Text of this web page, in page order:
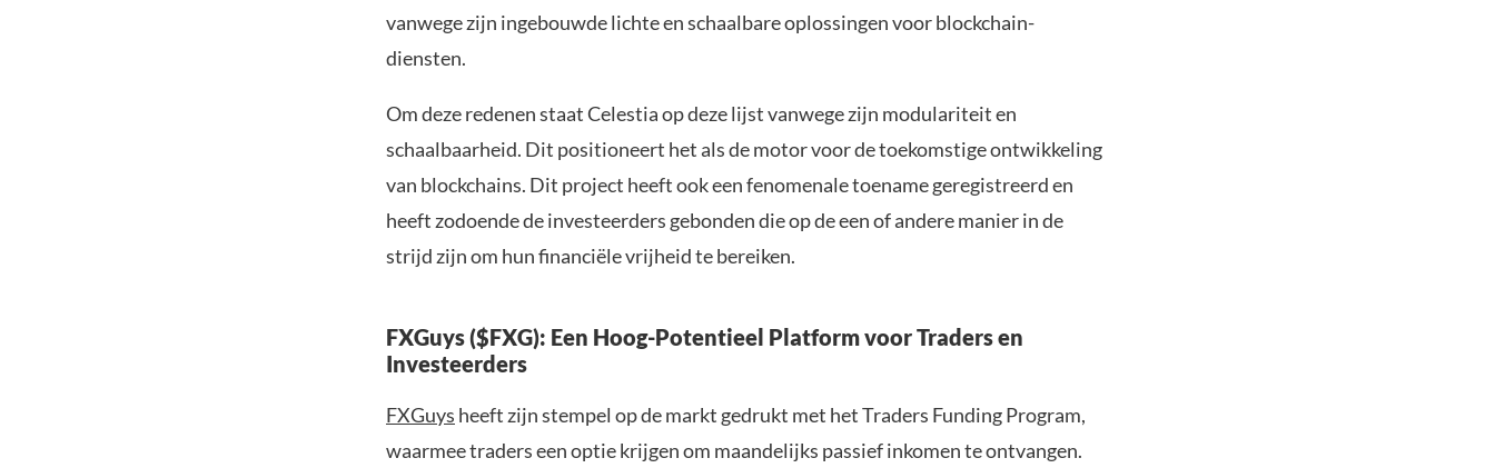
vanwege zijn ingebouwde lichte en schaalbare oplossingen voor blockchain-
diensten.
Om deze redenen staat Celestia op deze lijst vanwege zijn modulariteit en
schaalbaarheid. Dit positioneert het als de motor voor de toekomstige ontwikkeling
van blockchains. Dit project heeft ook een fenomenale toename geregistreerd en
heeft zodoende de investeerders gebonden die op de een of andere manier in de
strijd zijn om hun financiële vrijheid te bereiken.
FXGuys ($FXG): Een Hoog-Potentieel Platform voor Traders en
Investeerders
FXGuys heeft zijn stempel op de markt gedrukt met het Traders Funding Program,
waarmee traders een optie krijgen om maandelijks passief inkomen te ontvangen.